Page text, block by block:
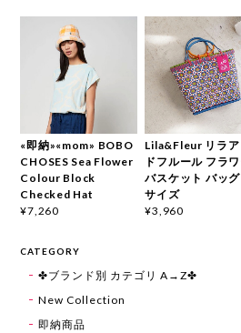
«即納»«mom» BOBO
CHOSES Sea Flower
Colour Block
Checked Hat
¥7,260
Lila&Fleur リラ
ドフルール フラ
バスケット バッ
サイズ
¥3,960
CATEGORY
✤ブランド別 カテゴリ A→Z✤
New Collection
即納商品